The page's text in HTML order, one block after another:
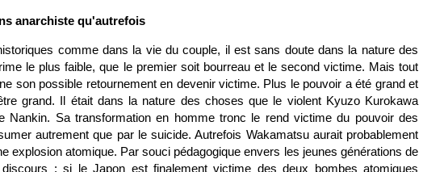
anarchiste qu'autrefois
comme dans la vie du couple, il est sans doute dans la nature des
le plus faible, que le premier soit bourreau et le second victime. Mais tout
son possible retournement en devenir victime. Plus le pouvoir a été grand et
grand. Il était dans la nature des choses que le violent Kyuzo Kurokawa
Nankin. Sa transformation en homme tronc le rend victime du pouvoir des
autrement que par le suicide. Autrefois Wakamatsu aurait probablement
explosion atomique. Par souci pédagogique envers les jeunes générations de
: si le Japon est finalement victime des deux bombes atomiques